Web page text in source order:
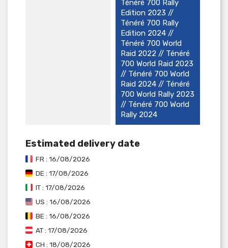
Ténéré 700 Rally
Edition 2023 //
Ténéré 700 Rally
Edition 2024 //
Ténéré 700 World
Raid 2022 // Ténéré
700 World Raid 2023
// Ténéré 700 World
Raid 2024 // Ténéré
700 World Rally 2023
// Ténéré 700 World
Rally 2024
Estimated delivery date
FR : 16/08/2026
DE : 17/08/2026
IT : 17/08/2026
US : 16/08/2026
BE : 16/08/2026
AT : 17/08/2026
CH : 18/08/2026